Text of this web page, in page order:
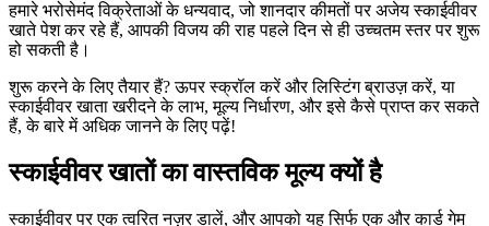
हमारे भरोसेमंद विक्रेताओं के धन्यवाद, जो शानदार कीमतों पर अजेय स्काईवीवर
खाते पेश कर रहे हैं, आपकी विजय की राह पहले दिन से ही उच्चतम स्तर पर शुरू
हो सकती है।
शुरू करने के लिए तैयार हैं? ऊपर स्क्रॉल करें और लिस्टिंग ब्राउज़ करें, या
स्काईवीवर खाता खरीदने के लाभ, मूल्य निर्धारण, और इसे कैसे प्राप्त कर सकते
हैं, के बारे में अधिक जानने के लिए पढ़ें!
स्काईवीवर खातों का वास्तविक मूल्य क्यों है
स्काईवीवर पर एक त्वरित नज़र डालें, और आपको यह सिर्फ एक और कार्ड गेम